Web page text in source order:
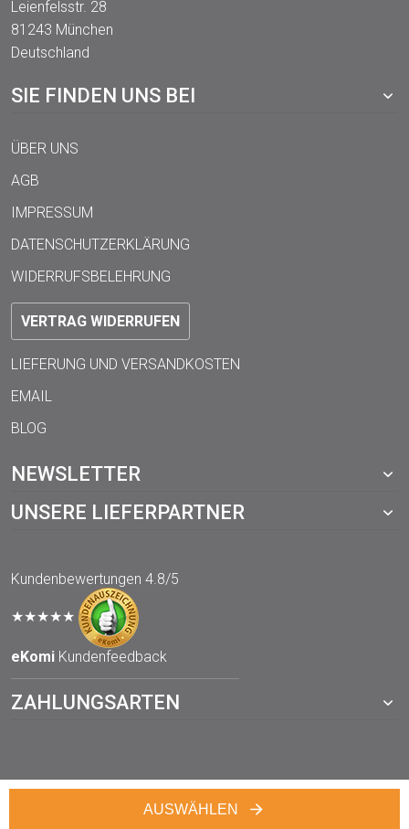
AUSWÄHLEN
Leienfelsstr. 28
81243 München
Deutschland
SIE FINDEN UNS BEI
ÜBER UNS
AGB
IMPRESSUM
DATENSCHUTZERKLÄRUNG
WIDERRUFSBELEHRUNG
VERTRAG WIDERRUFEN
LIEFERUNG UND VERSANDKOSTEN
EMAIL
BLOG
NEWSLETTER
UNSERE LIEFERPARTNER
Kundenbewertungen 4.8/5
★★★★★
eKomi Kundenfeedback
ZAHLUNGSARTEN